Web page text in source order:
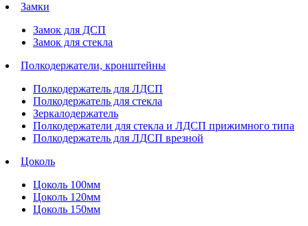
Замки
Замок для ДСП
Замок для стекла
Полкодержатели, кронштейны
Полкодержатель для ЛДСП
Полкодержатель для стекла
Зеркалодержатель
Полкодержатели для стекла и ЛДСП прижимного типа
Полкодержатель для ЛДСП врезной
Цоколь
Цоколь 100мм
Цоколь 120мм
Цоколь 150мм